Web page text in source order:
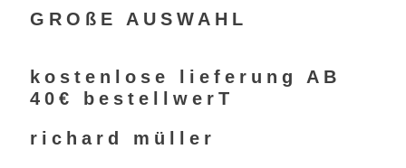
GROßE AUSWAHL
kostenlose lieferung AB
40€ bestellwerT
richard müller